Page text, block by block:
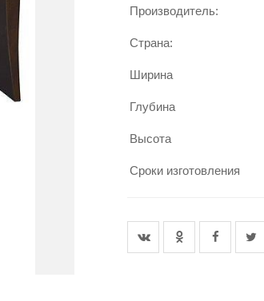
Производитель:
Страна:
Ширина
Глубина
Высота
Сроки изготовления